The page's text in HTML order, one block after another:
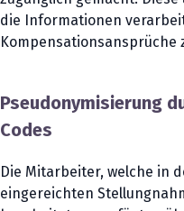
die Informationen
Kompensationsansprüche
Pseudonymisierung
Codes
Die Mitarbeiter, welche in
eingereichten